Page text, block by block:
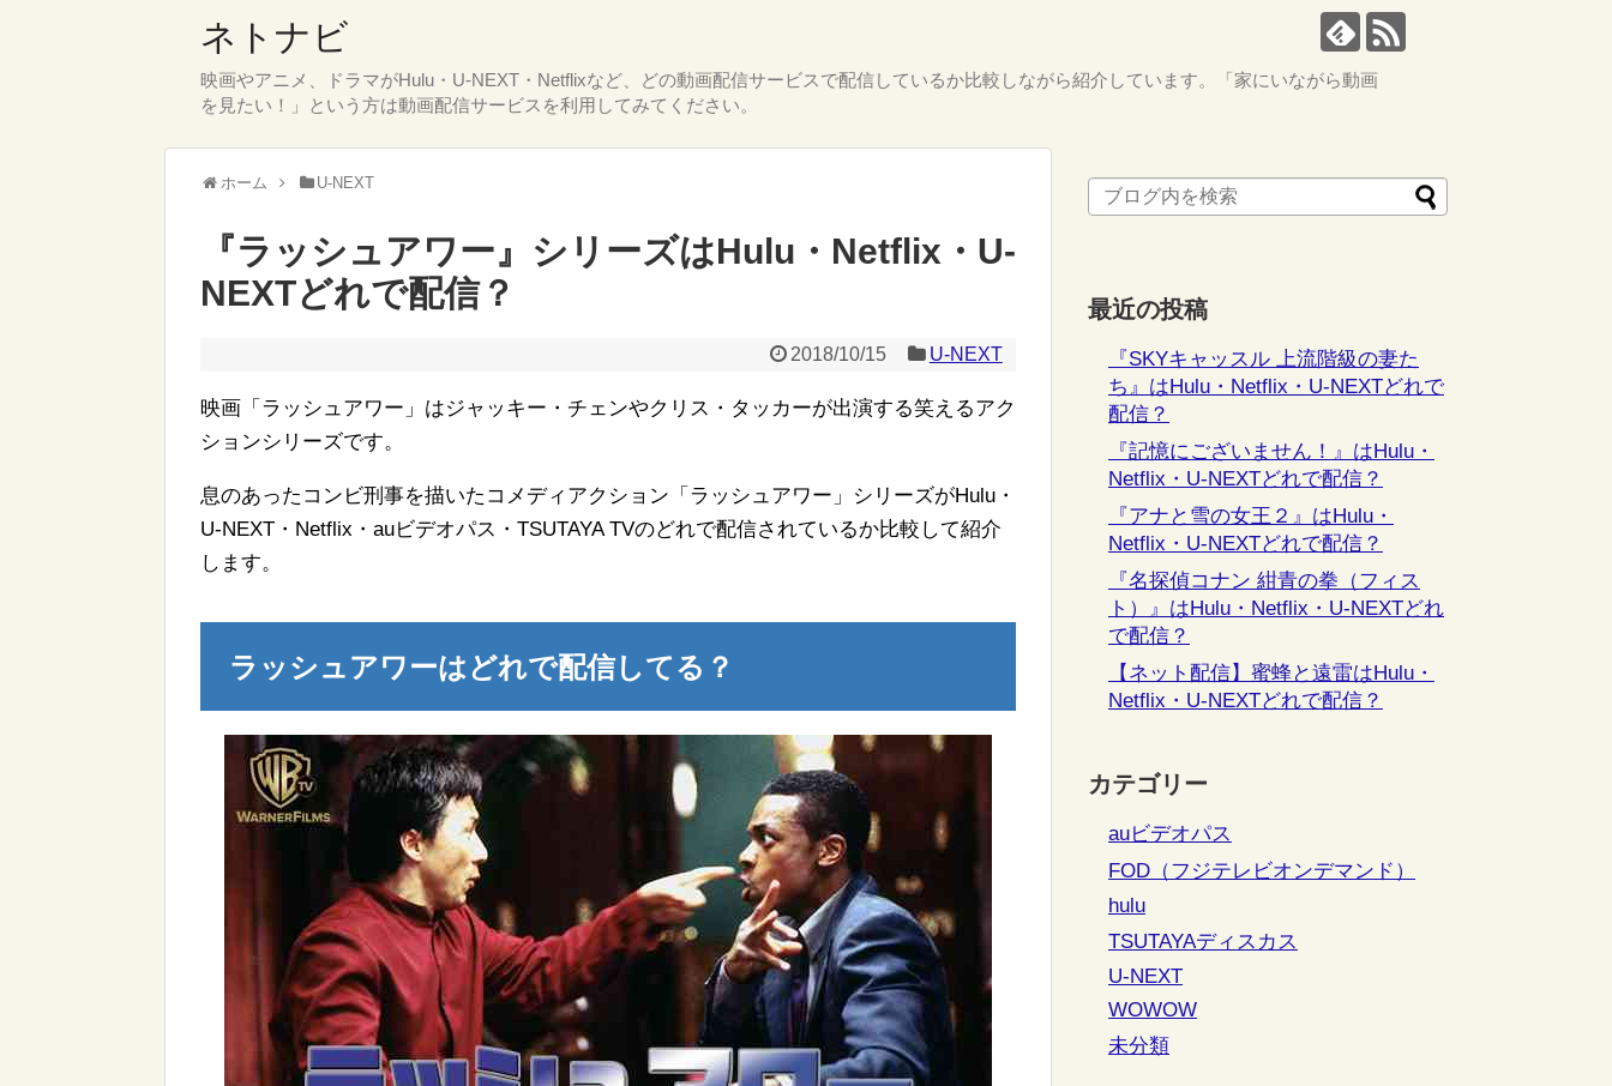
ネトナビ
映画やアニメ、ドラマがHulu・U-NEXT・Netflixなど、どの動画配信サービスで配信しているか比較しながら紹介しています。「家にいながら動画
を見たい！」という方は動画配信サービスを利用してみてください。
ホーム U-NEXT
『ラッシュアワー』シリーズはHulu・Netflix・U-
NEXTどれで配信？
2018/10/15 U-NEXT
映画「ラッシュアワー」はジャッキー・チェンやクリス・タッカーが出演する笑えるアク
ションシリーズです。
息のあったコンビ刑事を描いたコメディアクション「ラッシュアワー」シリーズがHulu・
U-NEXT・Netflix・auビデオパス・TSUTAYA TVのどれで配信されているか比較して紹介
します。
ラッシュアワーはどれで配信してる？
最近の投稿
『SKYキャッスル 上流階級の妻た
ち』はHulu・Netflix・U-NEXTどれで
配信？
『記憶にございません！』はHulu・
Netflix・U-NEXTどれで配信？
『アナと雪の女王２』はHulu・
Netflix・U-NEXTどれで配信？
『名探偵コナン 紺青の拳（フィス
ト）』はHulu・Netflix・U-NEXTどれ
で配信？
【ネット配信】蜜蜂と遠雷はHulu・
Netflix・U-NEXTどれで配信？
カテゴリー
auビデオパス
FOD（フジテレビオンデマンド）
hulu
TSUTAYAディスカス
U-NEXT
WOWOW
未分類